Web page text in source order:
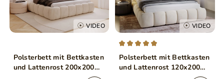
VIDEO
Polsterbett mit Bettkasten
und Lattenrost 200x200
VIDEO
Polsterbett mit Bettkasten
und Lattenrost 120x200